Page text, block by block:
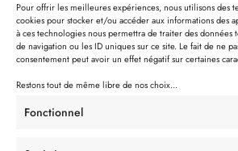
Pour offrir les meilleures expériences, nous utilisons des
cookies pour stocker et/ou accéder aux informations des
à ces technologies nous permettra de traiter des
de navigation ou les ID uniques sur ce site. Le fait de ne
consentement peut avoir un effet négatif sur certaines
Restons tout de même libre de nos choix...
Fonctionnel